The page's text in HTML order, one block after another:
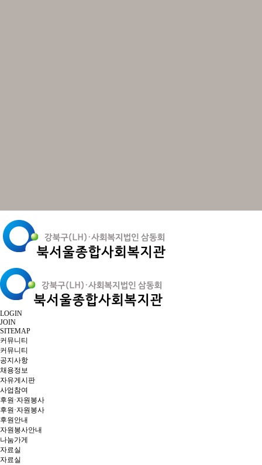
LOGIN
JOIN
SITEMAP
커뮤니티
커뮤니티
공지사항
채용정보
자유게시판
사업참여
후원·자원봉사
후원·자원봉사
후원안내
자원봉사안내
나눔가게
자료실
자료실